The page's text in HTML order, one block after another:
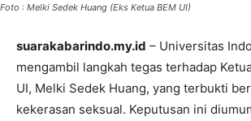
Foto : Melki Sedek Huang (Eks Ketua BEM UI)
suarakabarindo.my.id – Universitas
mengambil langkah tegas terhadap
UI, Melki Sedek Huang, yang terbukti
kekerasan seksual. Keputusan ini